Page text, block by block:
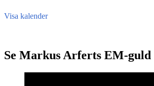
Visa kalender
Se Markus Arferts EM-guld